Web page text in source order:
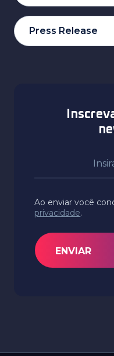
Press Release
Ao enviar você
privacidade.
ENVIAR